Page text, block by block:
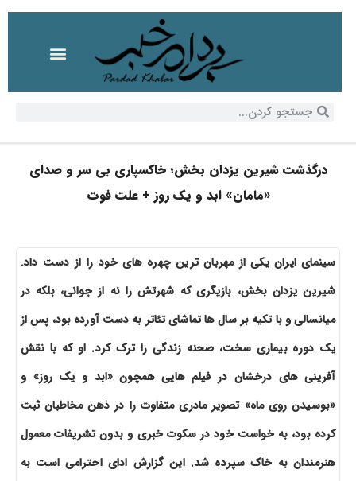
درگذشت شیرین یزدان بخش؛ خاکسپاری بی سر و صدای
«مامان» ابد و یک روز + علت فوت
سینمای ایران یکی از مهربان ترین چهره های خود را از دست داد.
شیرین یزدان بخش، بازیگری که شهرتش را نه از جوانی، بلکه در
میانسالی و با تکیه بر سال ها تماشای تئاتر به دست آورده بود، پس از
یک دوره بیماری سخت، صحنه زندگی را ترک کرد. او که با نقش
آفرینی های درخشان در فیلم هایی همچون «ابد و یک روز» و
«بوسیدن روی ماه» تصویر مادری متفاوت را در ذهن مخاطبان ثبت
کرده بود، به خواست خود در سکوت خبری و بدون تشریفات معمول
هنرمندان به خاک سپرده شد. این گزارش ادای احترامی است به